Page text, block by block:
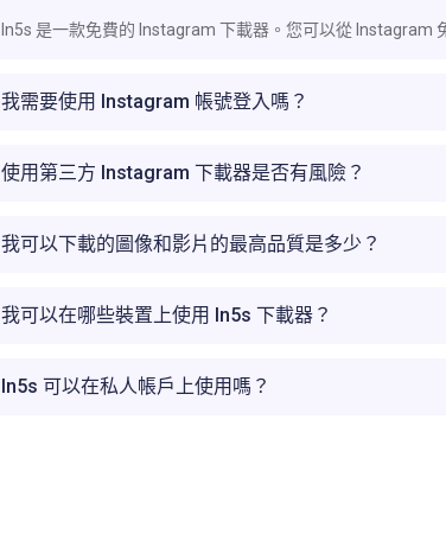
In5s 是一款免費的 Instagram 下載器。您可以從 Instagram
我需要使用 Instagram 帳號登入嗎？
使用第三方 Instagram 下載器是否有風險？
我可以下載的圖像和影片的最高品質是多少？
我可以在哪些裝置上使用 In5s 下載器？
In5s 可以在私人帳戶上使用嗎？